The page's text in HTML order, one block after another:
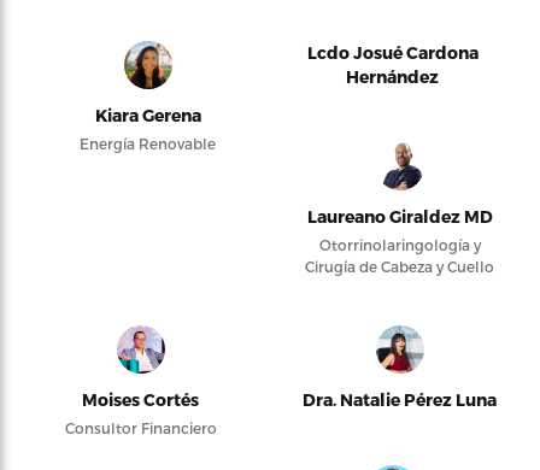
Kiara Gerena
Energía Renovable
Lcdo Josué Cardona
Hernández
Laureano Giraldez MD
Otorrinolaringología y
Cirugía de Cabeza y Cuello
Moises Cortés
Consultor Financiero
Dra. Natalie Pérez Luna